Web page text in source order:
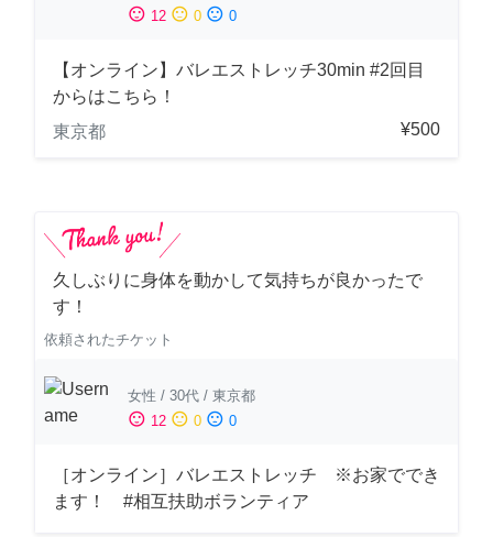
sentiment_satisfied 12 sentiment_neutral 0 sentiment_dissatisfied 0
【オンライン】バレエストレッチ30min #2回目
からはこちら！
東京都
¥500
久しぶりに身体を動かして気持ちが良かったで
す！
依頼されたチケット
女性 / 30代 / 東京都
sentiment_satisfied 12 sentiment_neutral 0 sentiment_dissatisfied 0
［オンライン］バレエストレッチ ※お家ででき
ます！ #相互扶助ボランティア